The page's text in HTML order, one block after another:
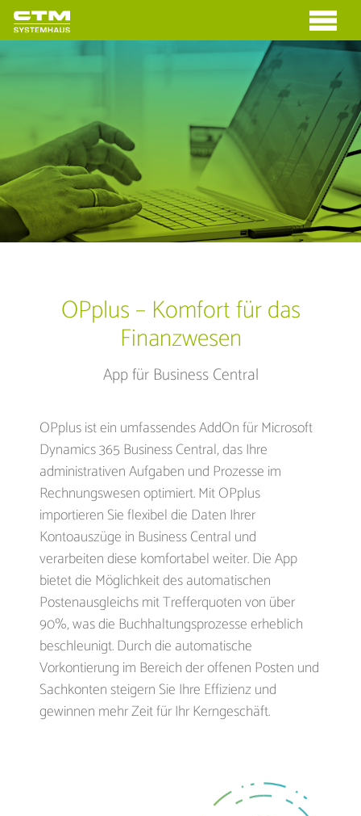
OPplus – Komfort für das
Finanzwesen
App für Business Central
OPplus ist ein umfassendes AddOn für Microsoft
Dynamics 365 Business Central, das Ihre
administrativen Aufgaben und Prozesse im
Rechnungswesen optimiert. Mit OPplus
importieren Sie flexibel die Daten Ihrer
Kontoauszüge in Business Central und
verarbeiten diese komfortabel weiter. Die App
bietet die Möglichkeit des automatischen
Postenausgleichs mit Trefferquoten von über
90%, was die Buchhaltungsprozesse erheblich
beschleunigt. Durch die automatische
Vorkontierung im Bereich der offenen Posten und
Sachkonten steigern Sie Ihre Effizienz und
gewinnen mehr Zeit für Ihr Kerngeschäft.